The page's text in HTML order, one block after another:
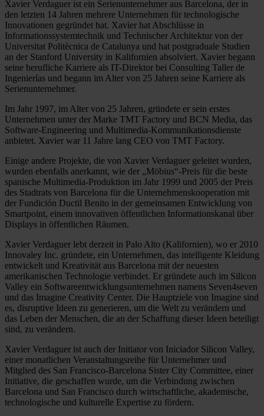
Xavier Verdaguer ist ein Serienunternehmer aus Barcelona, der in
den letzten 14 Jahren mehrere Unternehmen für technologische
Innovationen gegründet hat. Xavier hat Abschlüsse in
Informationssystemtechnik und Technischer Architektur von der
Universitat Politècnica de Catalunya und hat postgraduale Studien
an der Stanford University in Kalifornien absolviert. Xavier begann
seine berufliche Karriere als IT-Direktor bei Consulting Taller de
Ingenierías und begann im Alter von 25 Jahren seine Karriere als
Serienunternehmer.
Im Jahr 1997, im Alter von 25 Jahren, gründete er sein erstes
Unternehmen unter der Marke TMT Factory und BCN Media, das
Software-Engineering und Multimedia-Kommunikationsdienste
anbietet. Xavier war 11 Jahre lang CEO von TMT Factory.
Einige andere Projekte, die von Xavier Verdaguer geleitet wurden,
wurden ebenfalls anerkannt, wie der „Möbius“-Preis für die beste
spanische Multimedia-Produktion im Jahr 1999 und 2005 der Preis
des Stadtrats von Barcelona für die Unternehmenskooperation mit
der Fundición Ductil Benito in der gemeinsamen Entwicklung von
Smartpoint, einem innovativen öffentlichen Informationskanal über
Displays in öffentlichen Räumen.
Xavier Verdaguer lebt derzeit in Palo Alto (Kalifornien), wo er 2010
Innovaley Inc. gründete, ein Unternehmen, das intelligente Kleidung
entwickelt und Kreativität aus Barcelona mit der neuesten
amerikanischen Technologie verbindet. Er gründete auch im Silicon
Valley ein Softwareentwicklungsunternehmen namens Seven4seven
und das Imagine Creativity Center. Die Hauptziele von Imagine sind
es, disruptive Ideen zu generieren, um die Welt zu verändern und
das Leben der Menschen, die an der Schaffung dieser Ideen beteiligt
sind, zu verändern.
Xavier Verdaguer ist auch der Initiator von Iniciador Silicon Valley,
einer monatlichen Veranstaltungsreihe für Unternehmer und
Mitglied des San Francisco-Barcelona Sister City Committee, einer
Initiative, die geschaffen wurde, um die Verbindung zwischen
Barcelona und San Francisco durch wirtschaftliche, akademische,
technologische und kulturelle Expertise zu fördern.